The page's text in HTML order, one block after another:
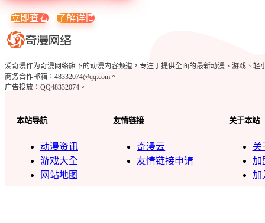
立即查看 了解详情
爱奇漫作为奇漫网络旗下的动漫内容频道，专注于提供全面的最新动漫、游戏、轻
商务合作邮箱：48332074@qq.com。
广告投放：QQ48332074。
本站导航
动漫资讯
游戏大全
网站地图
友情链接
奇漫云
友情链接申请
关于本站
关
加
加